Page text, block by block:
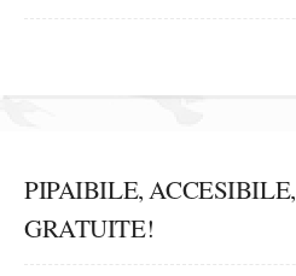
PIPAIBILE, ACCESIBILE,
GRATUITE!